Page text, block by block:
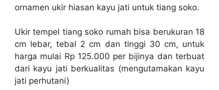
ornamen ukir hiasan kayu jati untuk tiang soko.
Ukir tempel tiang soko rumah bisa berukuran 18
cm lebar, tebal 2 cm dan tinggi 30 cm, untuk
harga mulai Rp 125.000 per bijinya dan terbuat
dari kayu jati berkualitas (mengutamakan kayu
jati perhutani)